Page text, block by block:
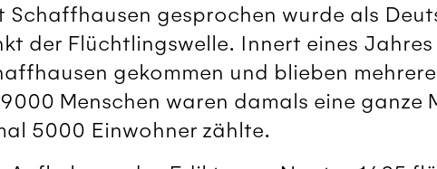
Schaffhausen gesprochen wurde als
der Flüchtlingswelle. Innert eines
gekommen und blieben
Menschen waren damals eine ganze
5000 Einwohner zählte.